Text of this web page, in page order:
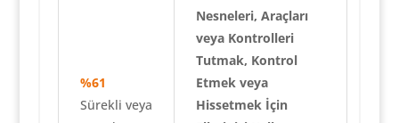
%61
Sürekli veya
Nesneleri, Araçları
veya Kontrolleri
Tutmak, Kontrol
Etmek veya
Hissetmek İçin